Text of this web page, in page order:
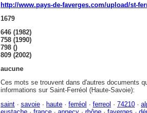
http://www.pays-de-faverges.com/upload/st-
1679
646 (1982)
758 (1990)
798 ()
809 (2002)
aucune
Ces mots se trouvent dans d'autres documents
informations sur Saint-Ferréol (Haute-Savoie):
saint · savoie · haute · ferréol · ferreol · 74210 ·